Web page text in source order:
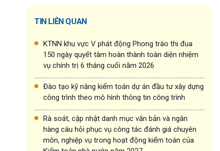
TIN LIÊN QUAN
KTNN khu vực V phát động Phong trào thi đua
150 ngày quyết tâm hoàn thành toàn diện nhiệm
vụ chính trị 6 tháng cuối năm 2026
Đào tạo kỹ năng kiểm toán dự án đầu tư xây dựng
công trình theo mô hình thông tin công trình
Rà soát, cập nhật danh mục văn bản và ngân
hàng câu hỏi phục vụ công tác đánh giá chuyên
môn, nghiệp vụ trong hoạt động kiểm toán của